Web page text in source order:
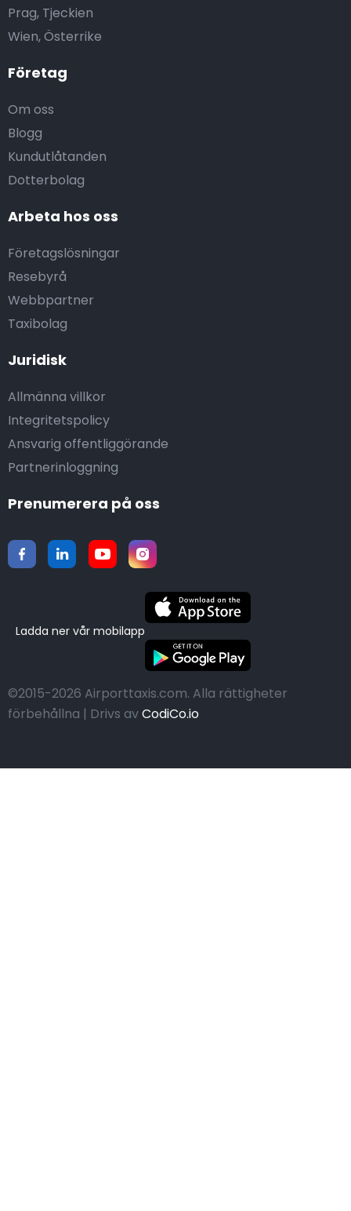
Företag
Om oss
Blogg
Kundutlåtanden
Dotterbolag
Arbeta hos oss
Företagslösningar
Resebyrå
Webbpartner
Taxibolag
Juridisk
Allmänna villkor
Integritetspolicy
Ansvarig offentliggörande
Partnerinloggning
Prag, Tjeckien
Wien, Österrike
Prenumerera på oss
Ladda ner vår mobilapp
©2015-2026 Airporttaxis.com. Alla rättigheter
förbehållna | Drivs avCodiCo.io